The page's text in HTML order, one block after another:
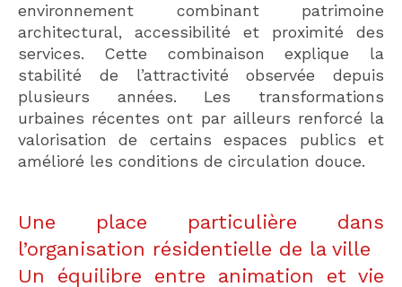
environnement combinant patrimoine
architectural, accessibilité et proximité des
services. Cette combinaison explique la
stabilité de l’attractivité observée depuis
plusieurs années. Les transformations
urbaines récentes ont par ailleurs renforcé la
valorisation de certains espaces publics et
amélioré les conditions de circulation douce.
Une place particulière dans
l’organisation résidentielle de la ville
Un équilibre entre animation et vie